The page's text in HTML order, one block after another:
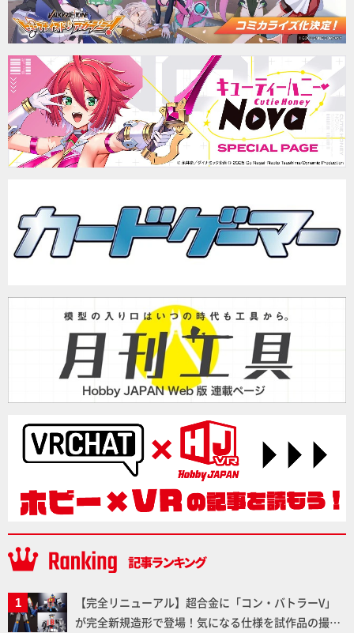
【完全リニューアル】超合金に「コン・バトラーV」
が完全新規造形で登場！気になる仕様を試作品の撮り